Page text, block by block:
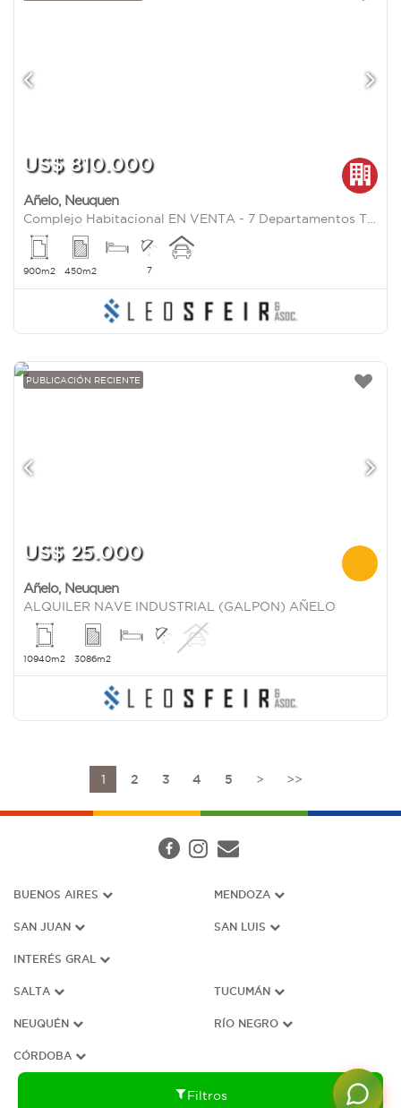
Filtros
US$ 810.000
Añelo, Neuquen
Complejo Habitacional EN VENTA - 7 Departamentos Totalemnte equipados - Añelo | Vaca Muerta
900m2 450m2 7
PUBLICACIÓN RECIENTE
US$ 25.000
Añelo, Neuquen
ALQUILER NAVE INDUSTRIAL (GALPON) AÑELO
10940m2 3086m2
1 2 3 4 5 > >>
BUENOS AIRES MENDOZA
SAN JUAN SAN LUIS
INTERÉS GRAL
SALTA TUCUMÁN
NEUQUÉN RÍO NEGRO
CÓRDOBA